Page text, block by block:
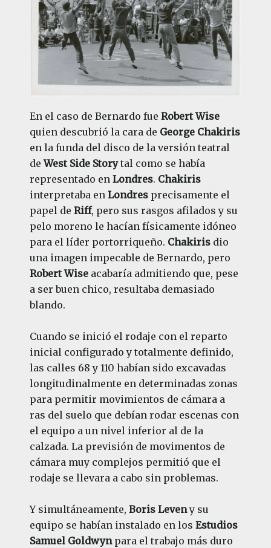
En el caso de Bernardo fue Robert Wise
quien descubrió la cara de George Chakiris
en la funda del disco de la versión teatral
de West Side Storytal como se había
representado en Londres. Chakiris
interpretaba en Londresprecisamente el
papel de Riff, pero sus rasgos afilados y su
pelo moreno le hacían físicamente idóneo
para el líder portorriqueño. Chakirisdio
una imagen impecable de Bernardo, pero
Robert Wise acabaría admitiendo que, pese
a ser buen chico, resultaba demasiado
blando.
Cuando se inició el rodaje con el reparto
inicial configurado y totalmente definido,
las calles 68 y 110 habían sido excavadas
longitudinalmente en determinadas zonas
para permitir movimientos de cámara a
ras del suelo que debían rodar escenas con
el equipo a un nivel inferior al de la
calzada. La previsión de movimentos de
cámara muy complejos permitió que el
rodaje se llevara a cabo sin problemas.
Y simultáneamente, Boris Leveny su
equipo se habían instalado en los Estudios
Samuel Goldwynpara el trabajo más duro